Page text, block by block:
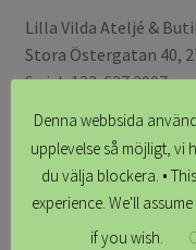
Lilla Vilda Ateljé &
Stora Östergatan 40,
Swish 123-627 3007
Följ oss gärna på
Denna webbsida
upplevelse så möjligt, vi
du välja blockera. •
experience. We'll
if you wish.